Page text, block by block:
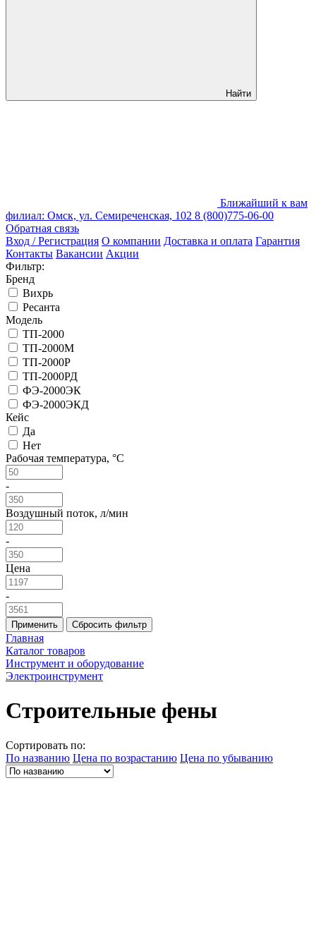
Найти
Ближайший к вам
филиал: Омск, ул. Семиреченская, 102 8 (800)775-06-00
Обратная связь
Вход / Регистрация О компании Доставка и оплата Гарантия
Контакты Вакансии Акции
Фильтр:
Бренд
Вихрь
Ресанта
Модель
ТП-2000
ТП-2000М
ТП-2000Р
ТП-2000РД
ФЭ-2000ЭК
ФЭ-2000ЭКД
Кейс
Да
Нет
Рабочая температура, °C
-
Воздушный поток, л/мин
-
Цена
-
Применить Сбросить фильтр
Главная
Каталог товаров
Инструмент и оборудование
Электроинструмент
Строительные фены
Сортировать по:
По названию Цена по возрастанию Цена по убыванию